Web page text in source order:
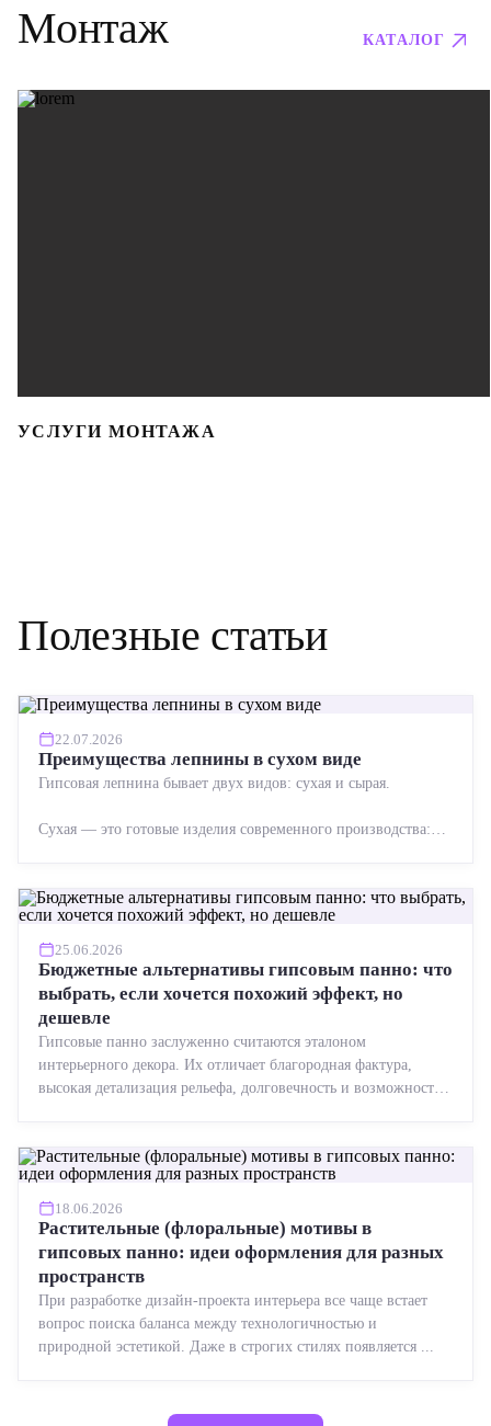
Монтаж КАТАЛОГ
УСЛУГИ МОНТАЖА
Полезные статьи
22.07.2026
Преимущества лепнины в сухом виде
Гипсовая лепнина бывает двух видов: сухая и сырая.
Сухая — это готовые изделия современного производства:
25.06.2026
Бюджетные альтернативы гипсовым панно: что
выбрать, если хочется похожий эффект, но
дешевле
Гипсовые панно заслуженно считаются эталоном
интерьерного декора. Их отличает благородная фактура,
высокая детализация рельефа, долговечность и возможность
18.06.2026
Растительные (флоральные) мотивы в
гипсовых панно: идеи оформления для разных
пространств
При разработке дизайн-проекта интерьера все чаще встает
вопрос поиска баланса между технологичностью и
природной эстетикой. Даже в строгих стилях появляется ...